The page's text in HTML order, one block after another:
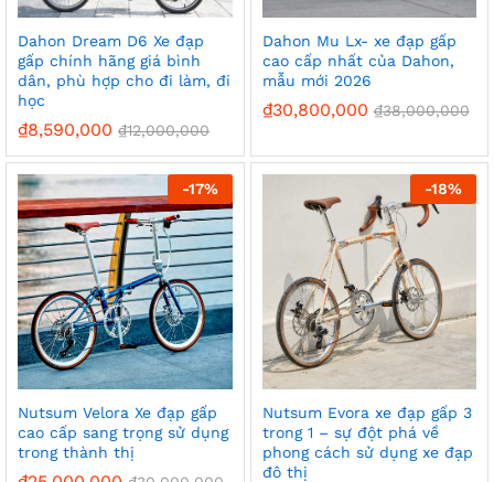
Dahon Dream D6 Xe đạp
gấp chính hãng giá bình
dân, phù hợp cho đi làm, đi
học
₫8,590,000 ₫12,000,000
Dahon Mu Lx- xe đạp gấp
cao cấp nhất của Dahon,
mẫu mới 2026
₫30,800,000 ₫38,000,000
-17%
Nutsum Velora Xe đạp gấp
cao cấp sang trọng sử dụng
trong thành thị
-18%
Nutsum Evora xe đạp gấp 3
trong 1 – sự đột phá về
phong cách sử dụng xe đạp
đô thị